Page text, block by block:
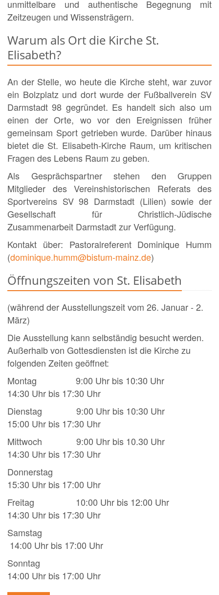
unmittelbare und authentische Begegnung mit
Zeitzeugen und Wissensträgern.
Warum als Ort die Kirche St.
Elisabeth?
An der Stelle, wo heute die Kirche steht, war zuvor
ein Bolzplatz und dort wurde der Fußballverein SV
Darmstadt 98 gegründet. Es handelt sich also um
einen der Orte, wo vor den Ereignissen früher
gemeinsam Sport getrieben wurde. Darüber hinaus
bietet die St. Elisabeth-Kirche Raum, um kritischen
Fragen des Lebens Raum zu geben.
Als Gesprächspartner stehen den Gruppen
Mitglieder des Vereinshistorischen Referats des
Sportvereins SV 98 Darmstadt (Lilien) sowie der
Gesellschaft für Christlich-Jüdische
Zusammenarbeit Darmstadt zur Verfügung.
Kontakt über: Pastoralreferent Dominique Humm
(dominique.humm@bistum-mainz.de)
Öffnungszeiten von St. Elisabeth
(während der Ausstellungszeit vom 26. Januar - 2.
März)
Die Ausstellung kann selbständig besucht werden.
Außerhalb von Gottesdiensten ist die Kirche zu
folgenden Zeiten geöffnet:
Montag 9:00 Uhr bis 10:30 Uhr
14:30 Uhr bis 17:30 Uhr
Dienstag 9:00 Uhr bis 10:30 Uhr
15:00 Uhr bis 17:30 Uhr
Mittwoch 9:00 Uhr bis 10.30 Uhr
14:30 Uhr bis 17:30 Uhr
Donnerstag
15:30 Uhr bis 17:00 Uhr
Freitag 10:00 Uhr bis 12:00 Uhr
14:30 Uhr bis 17:30 Uhr
Samstag
14:00 Uhr bis 17:00 Uhr
Sonntag
14:00 Uhr bis 17:00 Uhr